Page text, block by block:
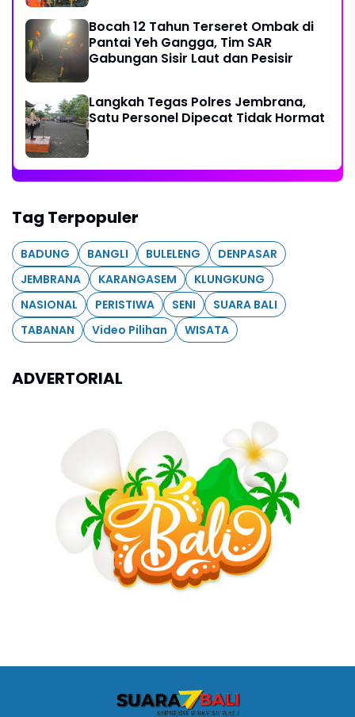
Bocah 12 Tahun Terseret Ombak di
Pantai Yeh Gangga, Tim SAR
Gabungan Sisir Laut dan Pesisir
Langkah Tegas Polres Jembrana,
Satu Personel Dipecat Tidak Hormat
Tag Terpopuler
BADUNG BANGLI BULELENG
DENPASAR
JEMBRANA
KARANGASEM
KLUNGKUNG
NASIONAL
PERISTIWA SENI
SUARA BALI
TABANAN
Video Pilihan WISATA
ADVERTORIAL